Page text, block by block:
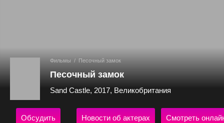
Фильмы / Песочный замок
Песочный замок
Sand Castle, 2017, Великобритания
Обсудить Новости об актерах Смотреть